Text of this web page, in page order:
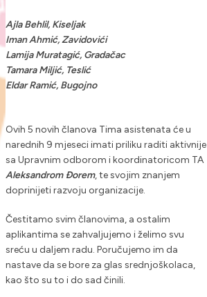
Ajla Behlil, Kiseljak
Iman Ahmić, Zavidovići
Lamija Muratagić, Gradačac
Tamara Miljić, Teslić
Eldar Ramić, Bugojno
Ovih 5 novih članova Tima asistenata će u
narednih 9 mjeseci imati priliku raditi aktivnije
sa Upravnim odborom i koordinatoricom TA
Aleksandrom Đorem, te svojim znanjem
doprinijeti razvoju organizacije.
Čestitamo svim članovima, a ostalim
aplikantima se zahvaljujemo i želimo svu
sreću u daljem radu. Poručujemo im da
nastave da se bore za glas srednjoškolaca,
kao što su to i do sad činili.